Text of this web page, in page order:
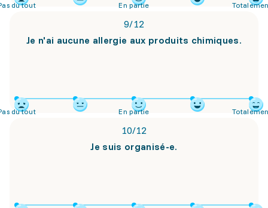
du tout En partie
9/12
Je n'ai aucune allergie aux produits chimiques.
du tout En partie
10/12
Je suis organisé-e.